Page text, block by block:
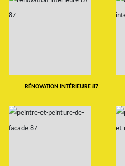
RÉNOVATION INTÉRIEURE 87